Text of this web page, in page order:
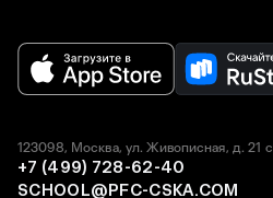
123098, Москва, ул. Живописная, д. 21
+7 (499) 728-62-40
SCHOOL@PFC-CSKA.COM